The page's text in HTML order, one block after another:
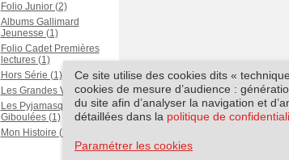
Folio Junior (2)
Albums Gallimard
Jeunesse (1)
Folio Cadet Premières
lectures (1)
Hors Série (1)
Les Grandes Vies (1)
Les Pyjamasques -
Giboulées (1)
Mon Histoire (1)
Ce site utilise des cookies dits «
cookies de mesure d’audience :
du site afin d’analyser la navigation et
détaillées dans la politique de
Paramétrer les cookies